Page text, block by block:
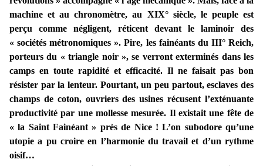
machine et au chronomètre, au XIX° siècle, le peuple est
perçu comme négligent, réticent devant le laminoir des
« sociétés métronomiques ». Pire, les fainéants du III° Reich,
porteurs du « triangle noir », se verront exterminés dans les
camps en toute rapidité et efficacité. Il ne faisait pas bon
résister par la lenteur. Pourtant, un peu partout, esclaves des
champs de coton, ouvriers des usines récusent l’exténuante
productivité par une mollesse mesurée. Il existait une fête de
« la Saint Fainéant » près de Nice ! L’on subodore qu’une
utopie a pu croire en l’harmonie du travail et d’un rythme
oisif…